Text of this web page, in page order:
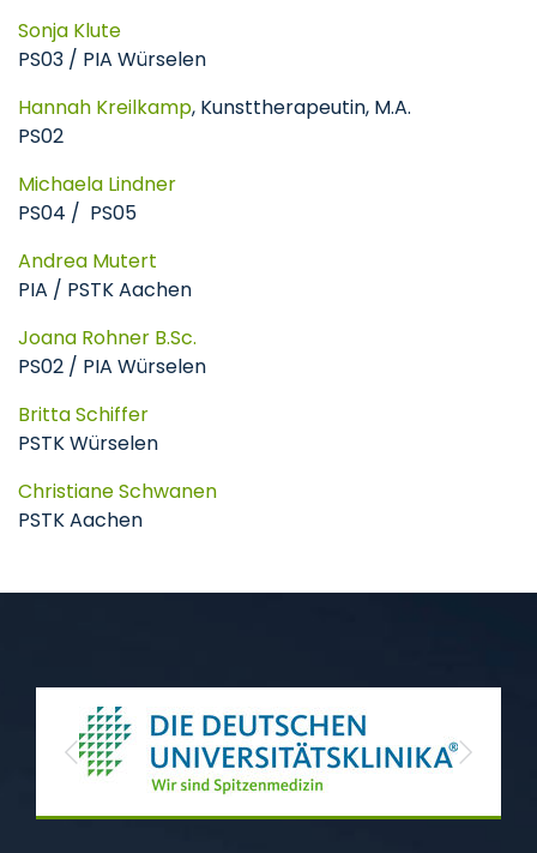
Sonja Klute
PS03 / PIA Würselen
Hannah Kreilkamp, Kunsttherapeutin, M.A.
PS02
Michaela Lindner
PS04 / PS05
Andrea Mutert
PIA / PSTK Aachen
Joana Rohner B.Sc.
PS02 / PIA Würselen
Britta Schiffer
PSTK Würselen
Christiane Schwanen
PSTK Aachen
Previous Next